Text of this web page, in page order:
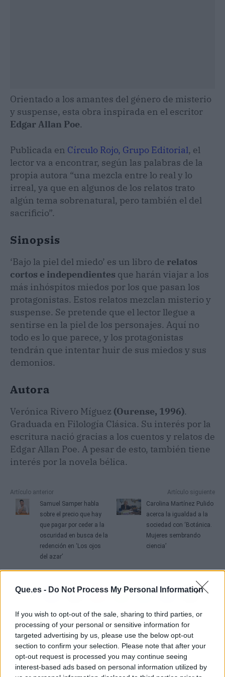
Que.es - Do Not Process My Personal Information
If you wish to opt-out of the sale, sharing to third parties, or
processing of your personal or sensitive information for
targeted advertising by us, please use the below opt-out
section to confirm your selection. Please note that after your
opt-out request is processed you may continue seeing
interest-based ads based on personal information utilized by
Orientado a los amantes del género de misterio
y suspense, esta obra inspirada en el escritor
Edgar Allan Poe.
Publicada en Círculo Rojo, Grupo Editorial, el
lector va a encontrar, según las palabras de la
propia autora “una mezcla entre lo real y lo
irreal, ya que en algunos de los relatos trato
algún tema sobrenatural, pero también el del
sacrificio”.
Sinopsis
‘Bajo la piel del miedo’ es un libro de relatos
cortos e independientes que harán viajar a los
más inhóspitos miedos por los que pasan los
protagonistas. Estos relatos mezclan misterio y
suspense. Se pretende que el lector llegue a
sentirse en la piel de los personajes. Aquí no
todo es lo que parece, y los protagonistas
tendrán que intentar huir de sus miedos y sus
demonios.
Autora
Verónica Rivero Míguez (Ourense, 1996).
Graduada en Filología Clásica. Su interés por la
escritura nació gracias a los cuentos y relatos de
Edgar Allan Poe. A pesar de esto, también tiene
interés por la novela bélica.
Artículo anterior
Samuel Samper habla
sobre el precio que hay
que pagar por ceder a la
oscuridad en busca de la
redención en ‘Los ojos
del azar’
Artículo siguiente
Carolina Martínez Pulido
acerca la igualdad a la
sociedad con ‘Botánica.
Mujeres sembrando
ciencia’